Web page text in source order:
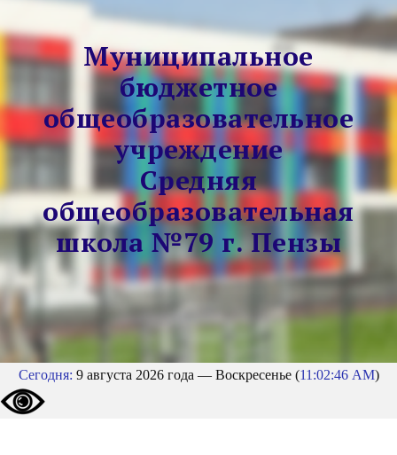
Муниципальное
бюджетное
общеобразовательное
учреждение
Средняя
общеобразовательная
школа №79 г. Пензы
Сегодня: 9 августа 2026 года — Воскресенье (11:02:46 AM)